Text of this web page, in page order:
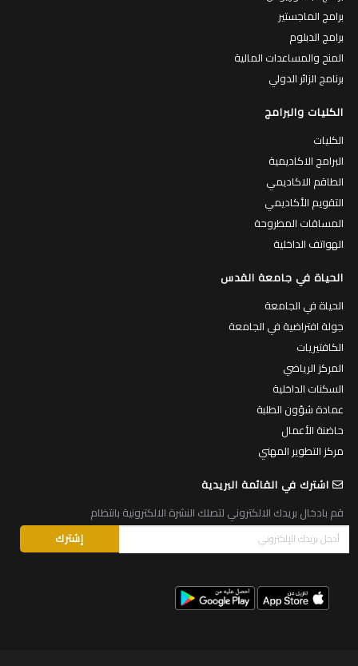
برامج الماجستير
برامج الدبلوم
المنح والمساعدات المالية
برنامج الزائر الدولي
الكليات والبرامج
الكليات
البرامج الاكاديمية
الطاقم الاكاديمي
التقويم الأكاديمي
المساقات المطروحة
الهواتف الداخلية
الحياة في جامعة القدس
الحياة في الجامعة
جولة افتراضية في الجامعة
الكافتيريات
المركز الرياضي
السكنات الداخلية
عمادة شؤون الطلبة
حاضنة الأعمال
مركز التطوير المهني
اشترك في القائمة البريدية
قم بادخال بريدك الالكتروني لتصلك النشرة الالكترونية بانتظام